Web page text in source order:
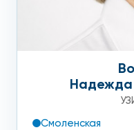
Надежда
Смоленская